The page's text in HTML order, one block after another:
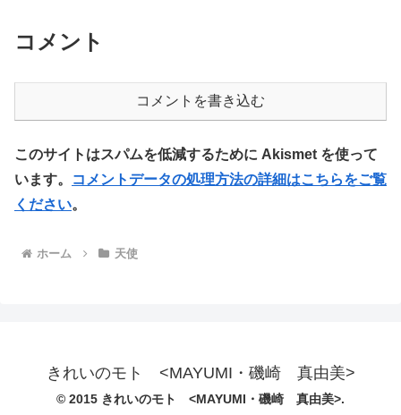
コメント
コメントを書き込む
このサイトはスパムを低減するために Akismet を使って
います。
コメントデータの処理方法の詳細はこちらをご覧
ください。
ホーム 天使
きれいのモト <MAYUMI・磯崎 真由美>
© 2015 きれいのモト <MAYUMI・磯崎 真由美>.